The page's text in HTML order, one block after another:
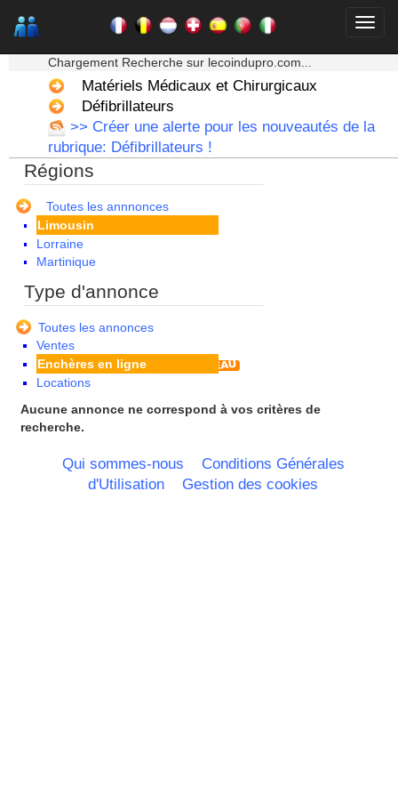
Chargement Recherche sur lecoindupro.com...
Matériels Médicaux et Chirurgicaux
Défibrillateurs
>> Créer une alerte pour les nouveautés de la
rubrique: Défibrillateurs !
Régions
Toutes les annnonces
Bretagne
Champagne Ardenne
Corse
Franche Comte - Suisse
Guadeloupe
Guyane
Haute Normandie
Ile de France
La Réunion
Languedoc Roussillon
Limousin
Lorraine
Martinique
Midi Pyrenees - Espagne -
Nord Pas de Calais - Belgique -
Pays Bas
Pays de la Loire
Picardie
Poitou Charentes
Principauté de Monaco
Italie
Rhone Alpes
Type d'annonce
Toutes les annonces
Ventes
Enchères en ligne
Locations
Aucune annonce ne correspond à vos critères de
recherche.
Qui sommes-nous
Conditions Générales
d'Utilisation
Gestion des cookies